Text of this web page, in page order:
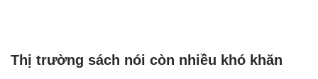
Thị trường sách nói còn nhiều khó khăn